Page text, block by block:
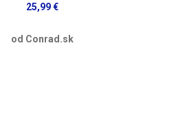
25,99 €
od Conrad.sk